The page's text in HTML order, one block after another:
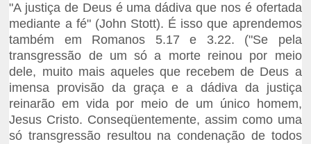
"A justiça de Deus é uma dádiva que nos é ofertada
mediante a fé" (John Stott). É isso que aprendemos
também em Romanos 5.17 e 3.22. ("Se pela
transgressão de um só a morte reinou por meio
dele, muito mais aqueles que recebem de Deus a
imensa provisão da graça e a dádiva da justiça
reinarão em vida por meio de um único homem,
Jesus Cristo. Conseqüentemente, assim como uma
só transgressão resultou na condenação de todos